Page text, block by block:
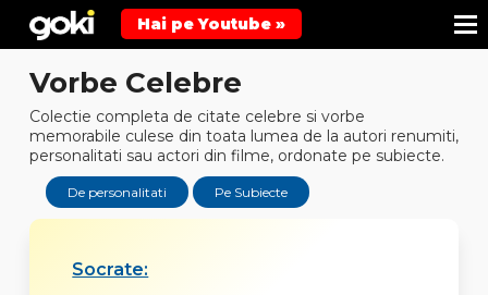
Hai pe Youtube »
Vorbe Celebre
Colectie completa de citate celebre si vorbe
memorabile culese din toata lumea de la autori renumiti,
personalitati sau actori din filme, ordonate pe subiecte.
De personalitati Pe Subiecte
Socrate: